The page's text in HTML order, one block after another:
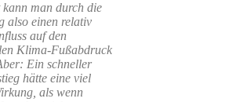
kann man durch die
also einen relativ
auf den
Klima-Fußabdruck
Ein schneller
hätte eine viel
als wenn